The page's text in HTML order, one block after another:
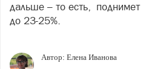
дальше – то есть,
до 23-25%.
Автор: Елена Иванова